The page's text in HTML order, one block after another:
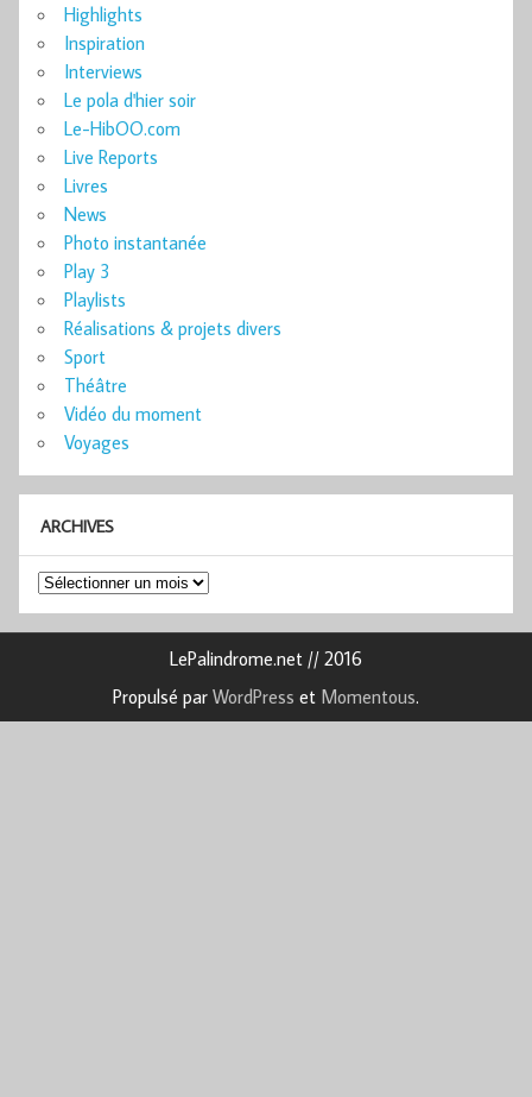
Highlights
Inspiration
Interviews
Le pola d'hier soir
Le-HibOO.com
Live Reports
Livres
News
Photo instantanée
Play 3
Playlists
Réalisations & projets divers
Sport
Théâtre
Vidéo du moment
Voyages
ARCHIVES
Archives
LePalindrome.net // 2016
Propulsé par WordPress et Momentous.